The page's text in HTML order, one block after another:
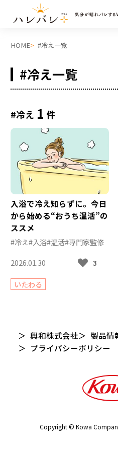
HOME #冷え一覧
#冷え一覧
#冷え 1 件
入浴で冷え知らずに。今日
から始める“おうち温活”の
ススメ
#冷え#入浴#温活#専門家監修
2026.01.30
3
いたわる
興和株式会社
製品情
プライパシーポリシー
Copyright © Kowa